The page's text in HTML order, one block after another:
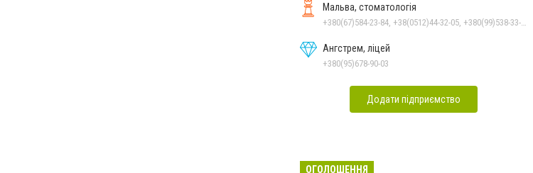
Мальва, стоматологія
Ангстрем, ліцей
+380(95)678-90-03
Додати підприємство
ОГОЛОШЕННЯ